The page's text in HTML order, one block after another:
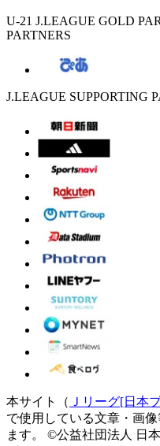
U-21 J.LEAGUE GOLD
PARTNERS
J.LEAGUE SUPPORTING
本サイト（ Ｊリーグ[日本
で使用している文章・画
ます。
©公益社団法人 日